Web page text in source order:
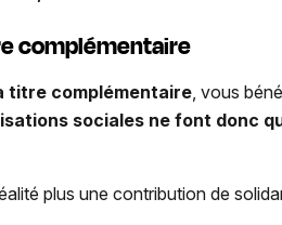
complémentaire
titre complémentaire , vous
sociales ne font donc
plus une contribution de